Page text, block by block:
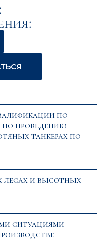
по
проведению
танкерах по
лесах и высотных
ситуациями